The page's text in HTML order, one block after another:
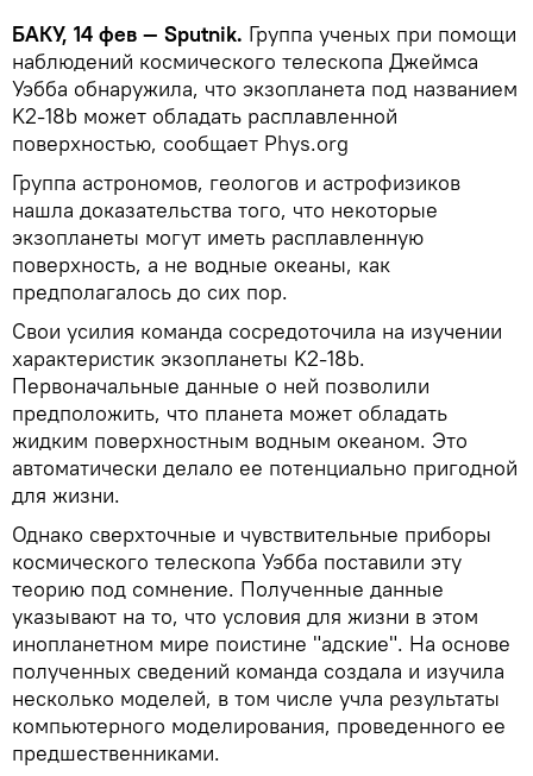
БАКУ, 14 фев — Sputnik. Группа ученых при помощи
наблюдений космического телескопа Джеймса
Уэбба обнаружила, что экзопланета под названием
K2-18b может обладать расплавленной
поверхностью, cообщает Phys.org
Группа астрономов, геологов и астрофизиков
нашла доказательства того, что некоторые
экзопланеты могут иметь расплавленную
поверхность, а не водные океаны, как
предполагалось до сих пор.
Свои усилия команда сосредоточила на изучении
характеристик экзопланеты K2-18b.
Первоначальные данные о ней позволили
предположить, что планета может обладать
жидким поверхностным водным океаном. Это
автоматически делало ее потенциально пригодной
для жизни.
Однако сверхточные и чувствительные приборы
космического телескопа Уэбба поставили эту
теорию под сомнение. Полученные данные
указывают на то, что условия для жизни в этом
инопланетном мире поистине "адские". На основе
полученных сведений команда создала и изучила
несколько моделей, в том числе учла результаты
компьютерного моделирования, проведенного ее
предшественниками.